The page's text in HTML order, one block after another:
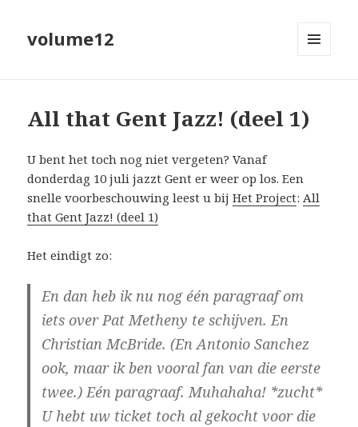
volume12
All that Gent Jazz! (deel 1)
U bent het toch nog niet vergeten? Vanaf
donderdag 10 juli jazzt Gent er weer op los. Een
snelle voorbeschouwing leest u bijHet Project:All
that Gent Jazz! (deel 1)
Het eindigt zo:
En dan heb ik nu nog één paragraaf om
iets overPat Metheny te schijven. En
Christian McBride. (En Antonio Sanchez
ook, maar ik ben vooral fan van die eerste
twee.) Eén paragraaf. Muhahaha! *zucht*
U hebt uw ticket toch al gekocht voor die